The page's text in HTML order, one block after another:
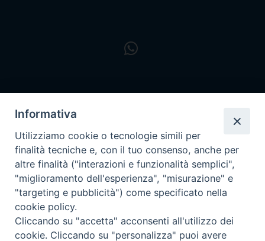
Informativa
Utilizziamo cookie o tecnologie simili per
finalità tecniche e, con il tuo consenso, anche per
altre finalità ("interazioni e funzionalità semplici",
"miglioramento dell'esperienza", "misurazione" e
"targeting e pubblicità") come specificato nella
cookie policy.
Cliccando su "accetta" acconsenti all'utilizzo dei
cookie. Cliccando su "personalizza" puoi avere